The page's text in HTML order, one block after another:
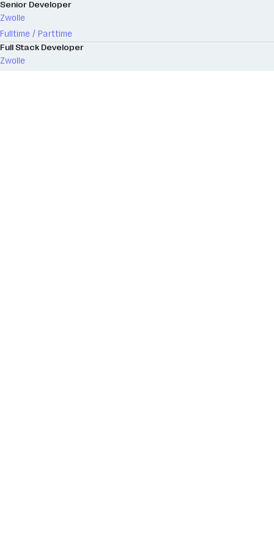
Senior Developer
Zwolle
Fulltime / Parttime
Full Stack Developer
Zwolle